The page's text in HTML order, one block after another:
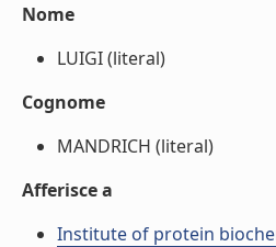
Nome
LUIGI (literal)
Cognome
MANDRICH (literal)
Afferisce a
Institute of protein